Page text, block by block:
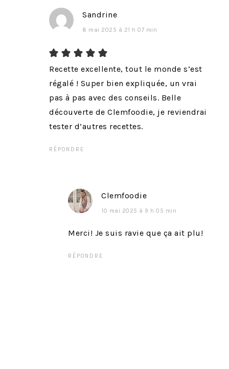
Sandrine
8 mai 2025 à 21 h 07 min
Recette excellente, tout le monde s’est
régalé ! Super bien expliquée, un vrai
pas à pas avec des conseils. Belle
découverte de Clemfoodie, je reviendrai
tester d’autres recettes.
RÉPONDRE
Clemfoodie
10 mai 2025 à 9 h 05 min
Merci! Je suis ravie que ça ait plu!
RÉPONDRE